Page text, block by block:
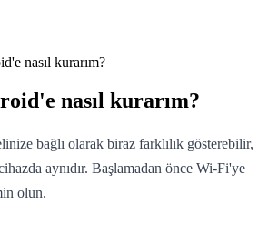
nasıl kurarım?
nasıl kurarım?
bağlı olarak biraz farklılık gösterebilir,
aynıdır. Başlamadan önce Wi-Fi'ye
olun.